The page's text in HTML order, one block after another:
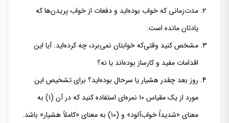
مدت‌زمانی که خواب بوده‌اید و دفعات از خواب پریدن‌ها که
یادتان مانده است.
مشخص کنید وقتی‌که خوابتان نمی‌برد، چه کرده‌اید. آیا این
اقدامات مفید و کارساز بوده‌اند یا نه؟
روز بعد چقدر هشیار یا سرحال بوده‌اید؟ برای تشخیص این
مورد از یک مقیاس ۱۰ نمره‌ای استفاده کنید که در آن (۱) به
معنای «شدیداً خواب‌آلود» و (۱۰) به معنای «کاملاً هشیار» باشد.